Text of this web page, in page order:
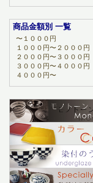
商品金額別 一覧
〜１０００円
１０００円〜２０００円
２０００円〜３０００円
３０００円〜４０００円
４０００円〜